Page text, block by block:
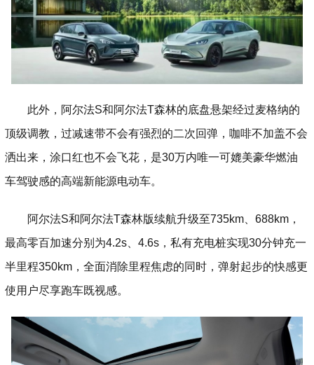
此外，阿尔法S和阿尔法T森林的底盘悬架经过麦格纳的
顶级调教，过减速带不会有强烈的二次回弹，咖啡不加盖不会
洒出来，涂口红也不会飞花，是30万内唯一可媲美豪华燃油
车驾驶感的高端新能源电动车。
阿尔法S和阿尔法T森林版续航升级至735km、688km，
最高零百加速分别为4.2s、4.6s，私有充电桩实现30分钟充一
半里程350km，全面消除里程焦虑的同时，弹射起步的快感更
使用户尽享跑车既视感。